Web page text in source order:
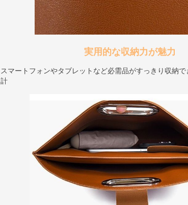
実用的な収納力が魅力
スマートフォンやタブレットなど必需品がすっきり収納
計